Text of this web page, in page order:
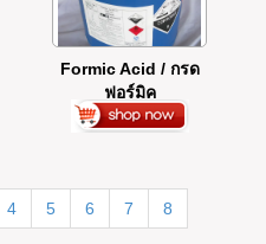
Formic Acid / กรด
ฟอร์มิค
4 5 6 7 8